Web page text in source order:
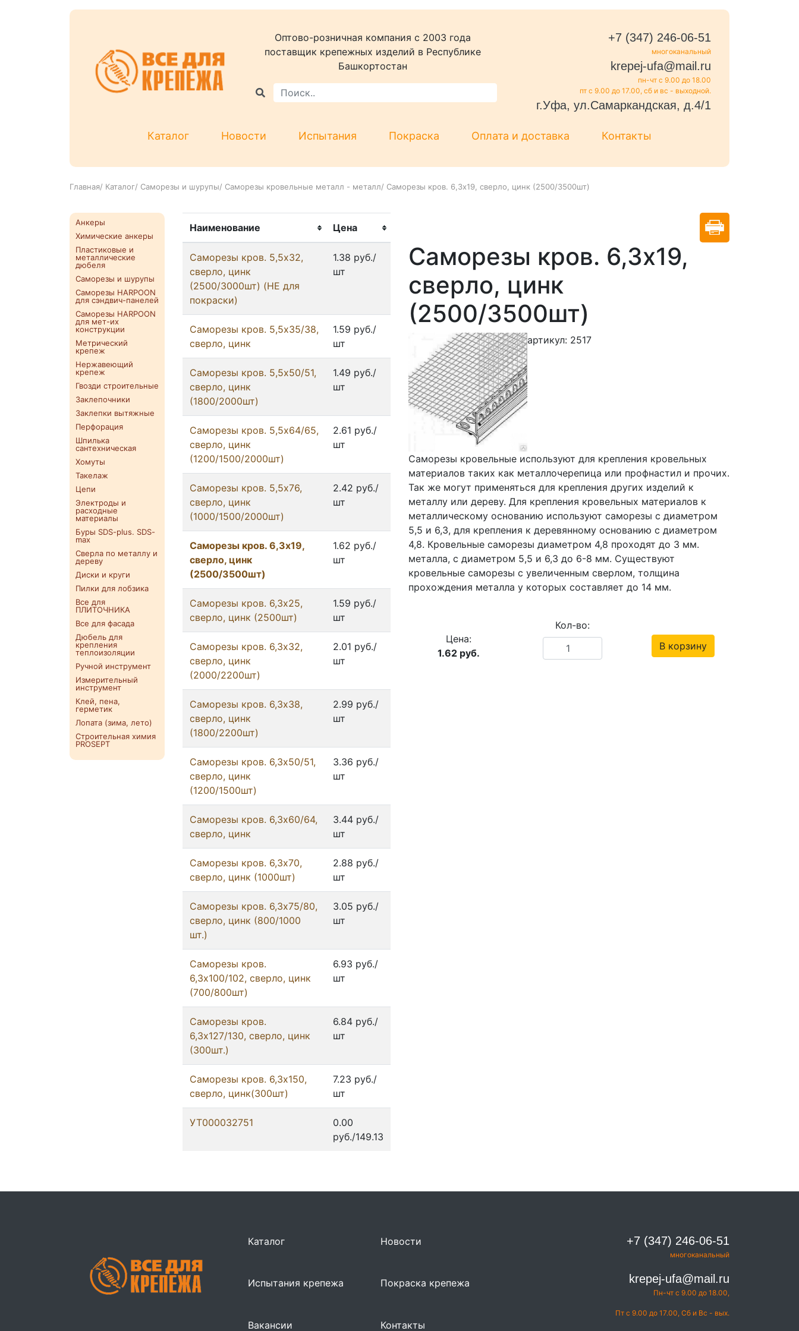
Оптово-розничная компания c 2003 года
поставщик крепежных изделий в Республике
Башкортостан
+7 (347) 246-06-51
многоканальный
krepej-ufa@mail.ru
пн-чт с 9.00 до 18.00
пт с 9.00 до 17.00, сб и вс - выходной.
г.Уфа, ул.Самаркандская, д.4/1
Каталог Новости Испытания Покраска Оплата и доставка Контакты
Главная/ Каталог/ Саморезы и шурупы/ Саморезы кровельные металл - металл/ Саморезы кров. 6,3x19, сверло, цинк (2500/3500шт)
Анкеры
Химические анкеры
Пластиковые и
металлические
дюбеля
Саморезы и шурупы
Саморезы HARPOON
для сэндвич-панелей
Саморезы HARPOON
для мет-их
конструкции
Метрический
крепеж
Нержавеющий
крепеж
Гвозди строительные
Заклепочники
Заклепки вытяжные
Перфорация
Шпилька
сантехническая
Хомуты
Такелаж
Цепи
Электроды и
расходные
материалы
Буры SDS-plus. SDS-
max
Сверла по металлу и
дереву
Диски и круги
Пилки для лобзика
Все для
ПЛИТОЧНИКА
Все для фасада
Дюбель для
крепления
теплоизоляции
Ручной инструмент
Измерительный
инструмент
Клей, пена,
герметик
Лопата (зима, лето)
Строительная химия
PROSEPT
Наименование Цена
Саморезы кров. 5,5x32,
сверло, цинк
(2500/3000шт) (НЕ для
покраски)
1.38 руб./
шт
Саморезы кров. 5,5x35/38,
сверло, цинк
1.59 руб./
шт
Саморезы кров. 5,5x50/51,
сверло, цинк
(1800/2000шт)
1.49 руб./
шт
Саморезы кров. 5,5x64/65,
сверло, цинк
(1200/1500/2000шт)
2.61 руб./
шт
Саморезы кров. 5,5x76,
сверло, цинк
(1000/1500/2000шт)
2.42 руб./
шт
Саморезы кров. 6,3x19,
сверло, цинк
(2500/3500шт)
1.62 руб./
шт
Саморезы кров. 6,3x25,
сверло, цинк (2500шт)
1.59 руб./
шт
Саморезы кров. 6,3x32,
сверло, цинк
(2000/2200шт)
2.01 руб./
шт
Саморезы кров. 6,3x38,
сверло, цинк
(1800/2200шт)
2.99 руб./
шт
Саморезы кров. 6,3x50/51,
сверло, цинк
(1200/1500шт)
3.36 руб./
шт
Саморезы кров. 6,3x60/64,
сверло, цинк
3.44 руб./
шт
Саморезы кров. 6,3x70,
сверло, цинк (1000шт)
2.88 руб./
шт
Саморезы кров. 6,3x75/80,
сверло, цинк (800/1000
шт.)
3.05 руб./
шт
Саморезы кров.
6,3х100/102, сверло, цинк
(700/800шт)
6.93 руб./
шт
Саморезы кров.
6,3х127/130, сверло, цинк
(300шт.)
6.84 руб./
шт
Саморезы кров. 6,3х150,
сверло, цинк(300шт)
7.23 руб./
шт
УТ000032751
0.00
руб./149.13
Саморезы кров. 6,3x19,
сверло, цинк
(2500/3500шт)
артикул: 2517
Саморезы кровельные используют для крепления кровельных
материалов таких как металлочерепица или профнастил и прочих.
Так же могут применяться для крепления других изделий к
металлу или дереву. Для крепления кровельных материалов к
металлическому основанию используют саморезы с диаметром
5,5 и 6,3, для крепления к деревянному основанию с диаметром
4,8. Кровельные саморезы диаметром 4,8 проходят до 3 мм.
металла, с диаметром 5,5 и 6,3 до 6-8 мм. Существуют
кровельные саморезы с увеличенным сверлом, толщина
прохождения металла у которых составляет до 14 мм.
Цена:
1.62 руб.
Кол-во:
В корзину
Каталог Новости
Испытания крепежа Покраска крепежа
Вакансии Контакты
+7 (347) 246-06-51
многоканальный
krepej-ufa@mail.ru
Пн-чт с 9.00 до 18.00,
Пт с 9.00 до 17.00, Сб и Вс - вых.